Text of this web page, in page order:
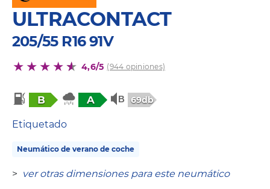
ULTRACONTACT
205/55 R16 91V
4,6/5 (944 opiniones)
B A 69db
Etiquetado
Neumático de verano de coche
> ver otras dimensiones para este neumático